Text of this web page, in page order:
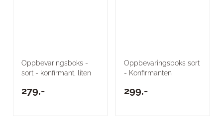
Oppbevaringsboks -
sort - konfirmant, liten
279,-
Oppbevaringsboks sort
- Konfirmanten
299,-